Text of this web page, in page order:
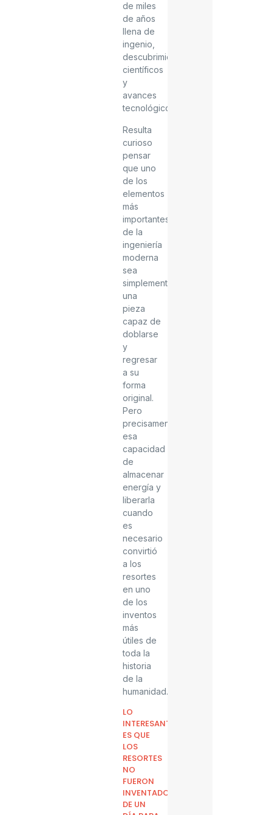
de miles
de años
llena de
ingenio,
descubrimientos
científicos
y
avances
tecnológicos.
Resulta
curioso
pensar
que uno
de los
elementos
más
importantes
de la
ingeniería
moderna
sea
simplemente
una
pieza
capaz de
doblarse
y
regresar
a su
forma
original.
Pero
precisamente
esa
capacidad
de
almacenar
energía y
liberarla
cuando
es
necesario
convirtió
a los
resortes
en uno
de los
inventos
más
útiles de
toda la
historia
de la
humanidad.
LO
INTERESANTE
ES QUE
LOS
RESORTES
NO
FUERON
INVENTADOS
DE UN